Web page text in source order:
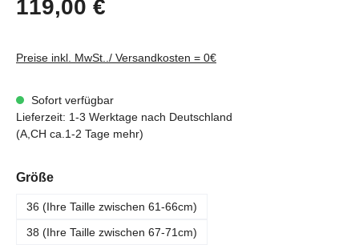
119,00 €
Preise inkl. MwSt../ Versandkosten = 0€
Sofort verfügbar
Lieferzeit: 1-3 Werktage nach Deutschland
(A,CH ca.1-2 Tage mehr)
Größeauswählen
36 (Ihre Taille zwischen 61-66cm)
38 (Ihre Taille zwischen 67-71cm)